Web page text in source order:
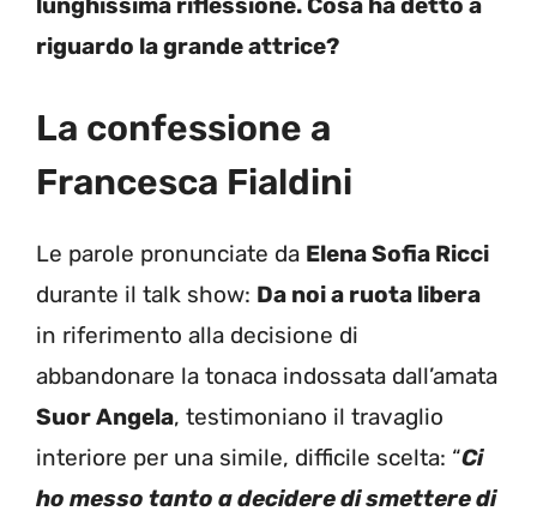
lunghissima riflessione. Cosa ha detto a
riguardo la grande attrice?
La confessione a
Francesca Fialdini
Le parole pronunciate da Elena Sofia Ricci
durante il talk show: Da noi a ruota libera
in riferimento alla decisione di
abbandonare la tonaca indossata dall’amata
Suor Angela, testimoniano il travaglio
interiore per una simile, difficile scelta: “Ci
ho messo tanto a decidere di smettere di